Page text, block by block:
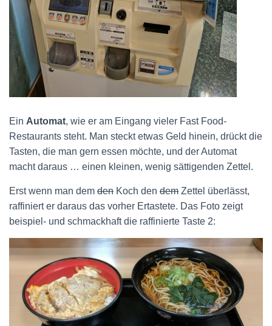
Ein Automat, wie er am Eingang vieler Fast Food-
Restaurants steht. Man steckt etwas Geld hinein, drückt die
Tasten, die man gern essen möchte, und der Automat
macht daraus … einen kleinen, wenig sättigenden Zettel.
Erst wenn man dem den Koch den dem Zettel überlässt,
raffiniert er daraus das vorher Ertastete. Das Foto zeigt
beispiel- und schmackhaft die raffinierte Taste 2: